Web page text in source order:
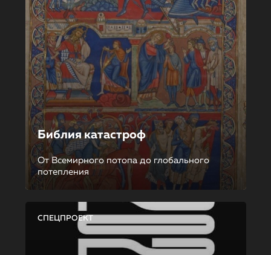
Библия катастроф
От Всемирного потопа до глобального
потепления
СПЕЦПРОЕКТ